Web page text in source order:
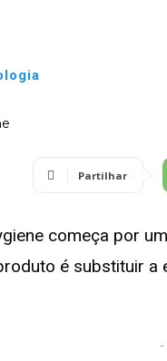
Partilhar
começa por
é substituir
-